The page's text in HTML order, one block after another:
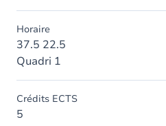
Horaire
37.5 22.5
Quadri 1
Crédits ECTS
5